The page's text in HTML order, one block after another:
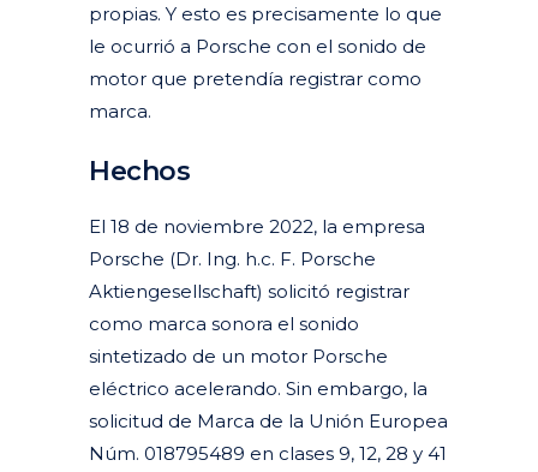
propias. Y esto es precisamente lo que
le ocurrió a Porsche con el sonido de
motor que pretendía registrar como
marca.
Hechos
El 18 de noviembre 2022, la empresa
Porsche (Dr. Ing. h.c. F. Porsche
Aktiengesellschaft) solicitó registrar
como marca sonora el sonido
sintetizado de un motor Porsche
eléctrico acelerando. Sin embargo, la
solicitud de Marca de la Unión Europea
Núm. 018795489 en clases 9, 12, 28 y 41